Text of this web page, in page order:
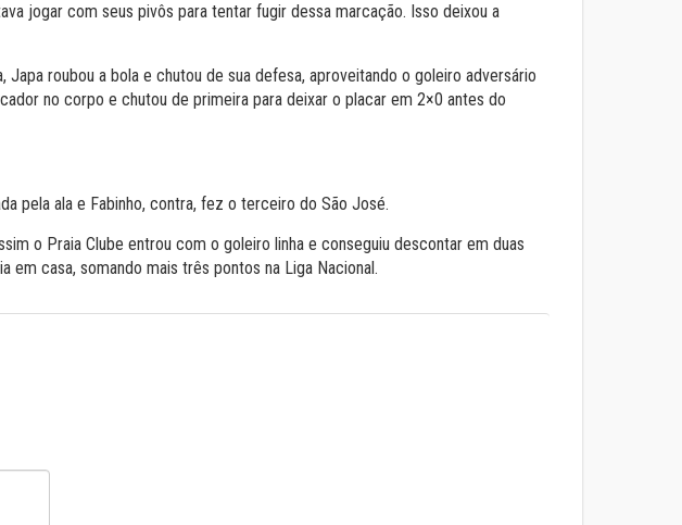
jogar com seus pivôs para tentar fugir dessa marcação. Isso deixou a
roubou a bola e chutou de sua defesa, aproveitando o goleiro adversário
no corpo e chutou de primeira para deixar o placar em 2×0 antes do
pela ala e Fabinho, contra, fez o terceiro do São José.
o Praia Clube entrou com o goleiro linha e conseguiu descontar em duas
em casa, somando mais três pontos na Liga Nacional.